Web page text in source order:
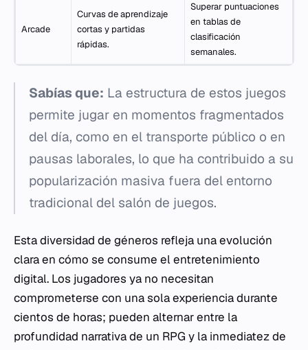
Arcade
Curvas de aprendizaje
cortas y partidas
rápidas.
Superar puntuaciones
en tablas de
clasificación
semanales.
Sabías que: La estructura de estos juegos
permite jugar en momentos fragmentados
del día, como en el transporte público o en
pausas laborales, lo que ha contribuido a su
popularización masiva fuera del entorno
tradicional del salón de juegos.
Esta diversidad de géneros refleja una evolución
clara en cómo se consume el entretenimiento
digital. Los jugadores ya no necesitan
comprometerse con una sola experiencia durante
cientos de horas; pueden alternar entre la
profundidad narrativa de un RPG y la inmediatez de